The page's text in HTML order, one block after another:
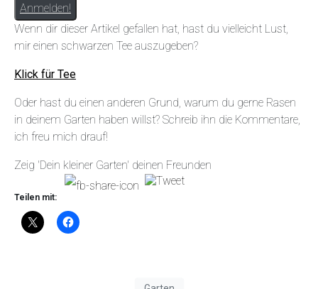
Wenn dir dieser Artikel gefallen hat, hast du vielleicht Lust,
mir einen schwarzen Tee auszugeben?
Klick für Tee
Oder hast du einen anderen Grund, warum du gerne Rasen
in deinem Garten haben willst? Schreib ihn die Kommentare,
ich freu mich drauf!
Zeig 'Dein kleiner Garten' deinen Freunden
Teilen mit: